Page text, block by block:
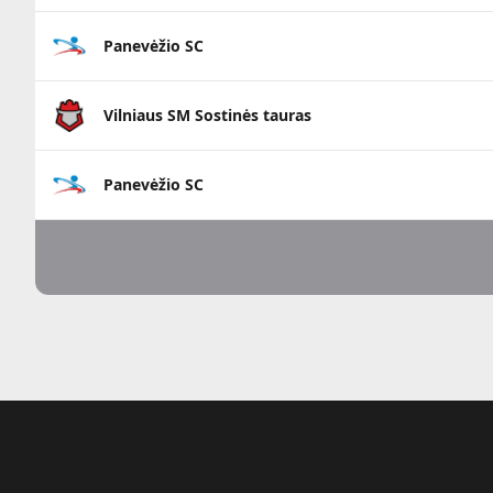
Panevėžio SC
Vilniaus SM Sostinės tauras
Panevėžio SC